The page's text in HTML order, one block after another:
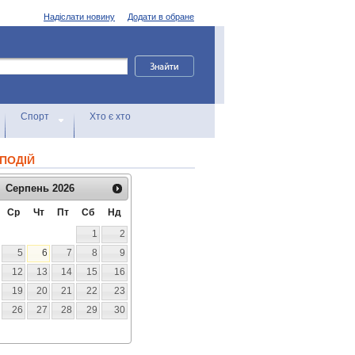
Додати в обране
Надіслати новину
Спорт Хто є хто
Серпень 2026
Ср Чт Пт Сб
Нд
1
2
5 6 7 8
9
12 13 14 15
16
19 20 21 22
23
26 27 28 29
30